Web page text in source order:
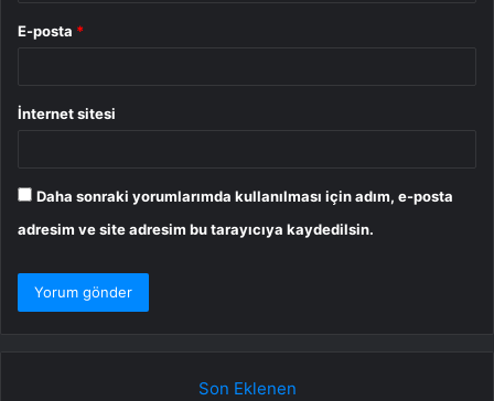
E-posta *
İnternet sitesi
Daha sonraki yorumlarımda kullanılması için adım, e-posta
adresim ve site adresim bu tarayıcıya kaydedilsin.
Son Eklenen